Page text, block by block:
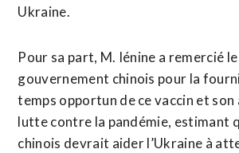
Ukraine.
Pour sa part, M. Iénine a remercié le
gouvernement chinois pour la
temps opportun de ce vaccin et son
lutte contre la pandémie, estimant
chinois devrait aider l’Ukraine à